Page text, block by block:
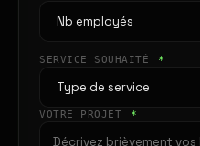
SERVICE SOUHAITÉ *
VOTRE PROJET *